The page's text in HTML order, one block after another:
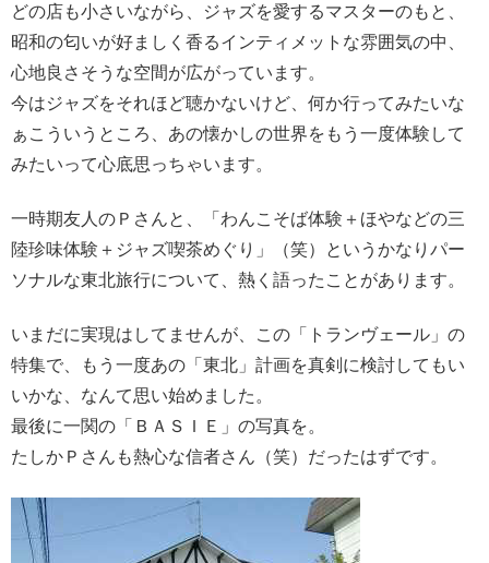
どの店も小さいながら、ジャズを愛するマスターのもと、
昭和の匂いが好ましく香るインティメットな雰囲気の中、
心地良さそうな空間が広がっています。
今はジャズをそれほど聴かないけど、何か行ってみたいな
ぁこういうところ、あの懐かしの世界をもう一度体験して
みたいって心底思っちゃいます。
一時期友人のＰさんと、「わんこそば体験＋ほやなどの三
陸珍味体験＋ジャズ喫茶めぐり」（笑）というかなりパー
ソナルな東北旅行について、熱く語ったことがあります。
いまだに実現はしてませんが、この「トランヴェール」の
特集で、もう一度あの「東北」計画を真剣に検討してもい
いかな、なんて思い始めました。
最後に一関の「ＢＡＳＩＥ」の写真を。
たしかＰさんも熱心な信者さん（笑）だったはずです。